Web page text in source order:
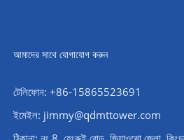
আমাদের সাথে যোগাযোগ করুন
টেলিফোন: +86-15865523691
ইমেইল: jimmy@qdmttower.com